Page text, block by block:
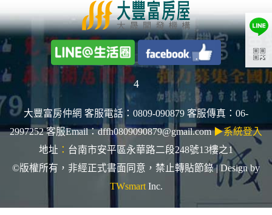
4
大豐富房仲網 客服電話：0809-090879 客服傳真：06-
2997252 客服Email：dffh0809090879@gmail.com▶系統登入
地址 ： 台南市安平區永華路二段248號13樓之1
©版權所有，非經正式書面同意，禁止轉貼節錄 | Design by
TWsmartInc.